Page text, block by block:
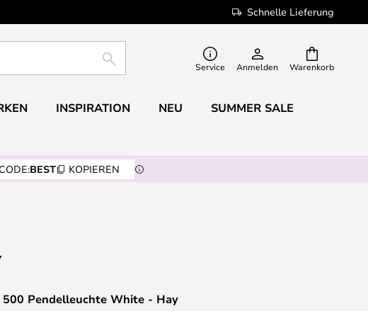
Schnelle Lieferung
Warenkorb
SUCHE Service Anmelden
INSPIRATION NEU SUMMER SALE
CODE:BEST KOPIEREN
500 Pendelleuchte White - Hay